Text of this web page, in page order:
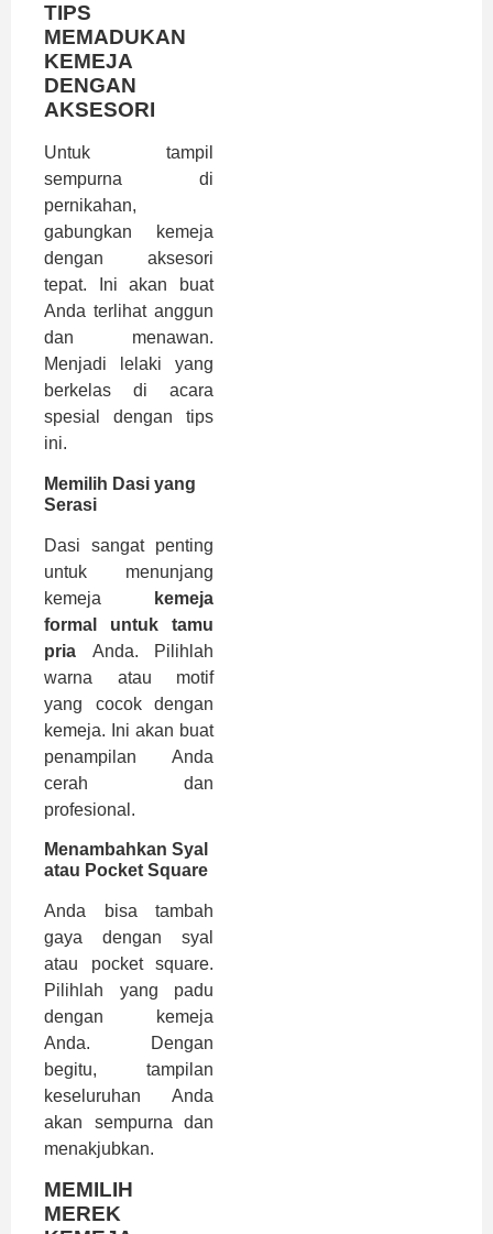
TIPS
MEMADUKAN
KEMEJA
DENGAN
AKSESORI
Untuk tampil
sempurna di
pernikahan,
gabungkan kemeja
dengan aksesori
tepat. Ini akan buat
Anda terlihat anggun
dan menawan.
Menjadi lelaki yang
berkelas di acara
spesial dengan tips
ini.
Memilih Dasi yang
Serasi
Dasi sangat penting
untuk menunjang
kemeja
kemeja
formal untuk tamu
pria Anda. Pilihlah
warna atau motif
yang cocok dengan
kemeja. Ini akan buat
penampilan Anda
cerah dan
profesional.
Menambahkan Syal
atau Pocket Square
Anda bisa tambah
gaya dengan syal
atau pocket square.
Pilihlah yang padu
dengan kemeja
Anda. Dengan
begitu, tampilan
keseluruhan Anda
akan sempurna dan
menakjubkan.
MEMILIH
MEREK